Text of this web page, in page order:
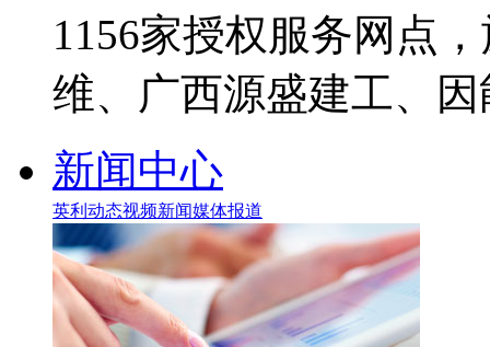
1156家授权服务网点
维、广西源盛建工、
新闻中心
英利动态视频新闻媒体报道